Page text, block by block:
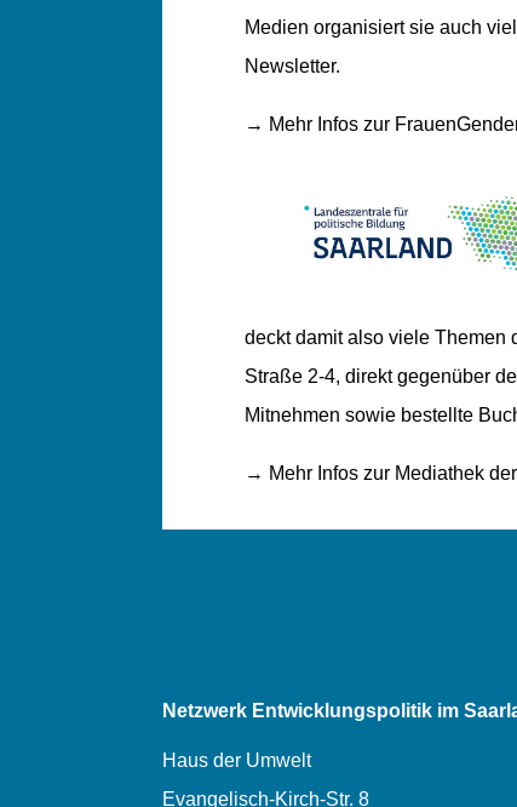
Medien organisiert sie auch
Newsletter.
→ Mehr Infos zur
deckt damit also viele Themen
Straße 2-4, direkt gegenüber
Mitnehmen sowie bestellte
→ Mehr Infos zur Mediathek
Netzwerk Entwicklungspolitik im
Haus der Umwelt
Evangelisch-Kirch-Str. 8